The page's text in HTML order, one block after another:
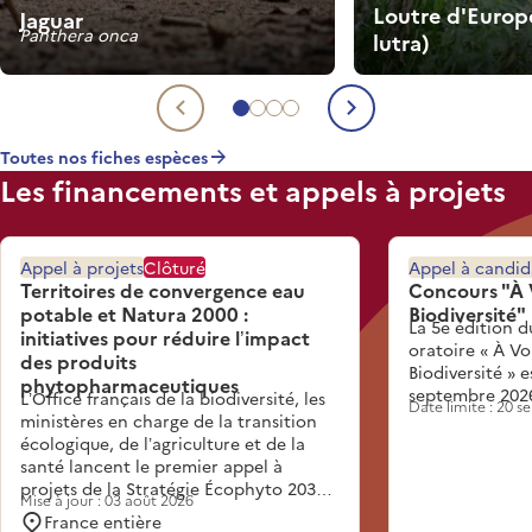
Aller à l'espèce 1
Aller à l'espèce 2
Aller à l'espèce 3
Aller à l'espèce 4
Jaguar
Panthera onca
Loutre
lutra)
Espèce précédente
Espèce
Toutes nos fiches espèces
Les financements et appels à projets
Territoires de convergence eau
potable et Natura 2000 :
initiatives pour réduire l’impact
des produits
phytopharmaceutiques
Appel à projetsClôturé
L’Office français de la biodiversité, les
ministères en charge de la transition
écologique, de l’agriculture et de la
santé lancent le premier appel à
projets de la Stratégie Écophyto 2030.
Inscrit dans l’action 3.3 de la Stratégie,
Mise à jour : 03 août 2026
France entière
Concours "À
Biodiversité"
Appel à
La 5e édition
oratoire « À
Biodiversité »
septembre
Date limite : 20